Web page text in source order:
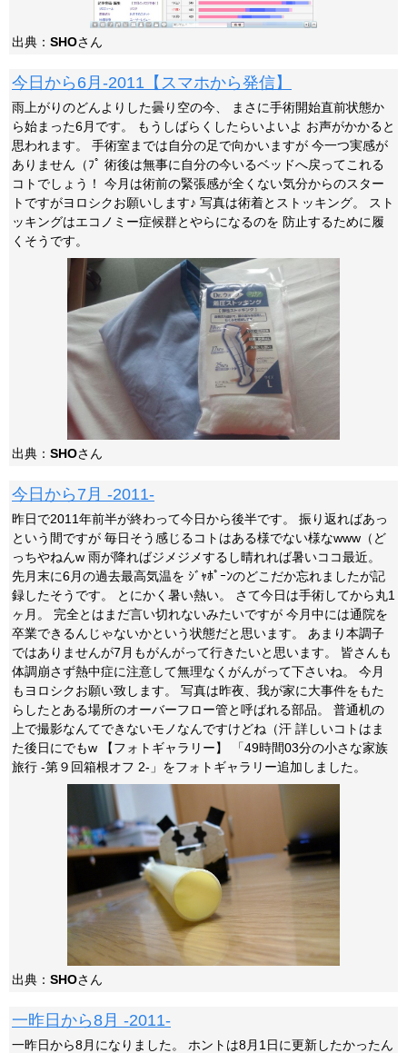
出典： SHOさん
今日から6月-2011【スマホから発信】
雨上がりのどんよりした曇り空の今、 まさに手術開始直前状態か
ら始まった6月です。 もうしばらくしたらいよいよ お声がかかると
思われます。 手術室までは自分の足で向かいますが 今一つ実感が
ありません（ﾌﾟ 術後は無事に自分の今いるベッドへ戻ってこれる
コトでしょう！ 今月は術前の緊張感が全くない気分からのスター
トですがヨロシクお願いします♪ 写真は術着とストッキング。 スト
ッキングはエコノミー症候群とやらになるのを 防止するために履
くそうです。
出典： SHOさん
今日から7月 -2011-
昨日で2011年前半が終わって今日から後半です。 振り返ればあっ
という間ですが 毎日そう感じるコトはある様でない様なwww（ど
っちやねんw 雨が降ればジメジメするし晴れれば暑いココ最近。
先月末に6月の過去最高気温を ｼﾞｬﾎﾟｰﾝのどこだか忘れましたが記
録したそうです。 とにかく暑い熱い。 さて今日は手術してから丸1
ヶ月。 完全とはまだ言い切れないみたいですが 今月中には通院を
卒業できるんじゃないかという状態だと思います。 あまり本調子
ではありませんが7月もがんがって行きたいと思います。 皆さんも
体調崩さず熱中症に注意して無理なくがんがって下さいね。 今月
もヨロシクお願い致します。 写真は昨夜、我が家に大事件をもた
らしたとある場所のオーバーフロー管と呼ばれる部品。 普通机の
上で撮影なんてできないモノなんですけどね（汗 詳しいコトはま
た後日にでもw 【フォトギャラリー】 「49時間03分の小さな家族
旅行 -第９回箱根オフ 2-」をフォトギャラリー追加しました。
出典： SHOさん
一昨日から8月 -2011-
一昨日から8月になりました。 ホントは8月1日に更新したかったん